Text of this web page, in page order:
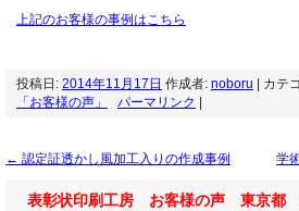
上記のお客様の事例はこちら
投稿日: 2014年11月17日 作成者: noboru | カテ
「お客様の声」
パーマリンク
← 認定証透かし風加工入りの作成事例 学
表彰状印刷工房 お客様の声 東京